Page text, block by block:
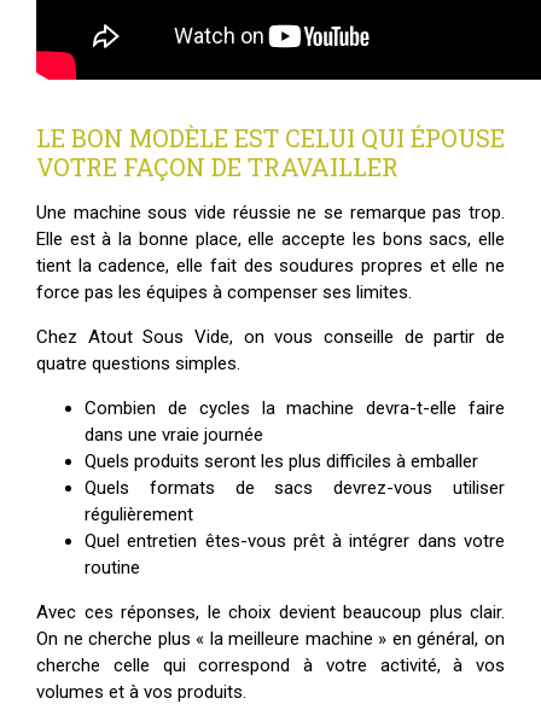
LE BON MODÈLE EST CELUI QUI ÉPOUSE
VOTRE FAÇON DE TRAVAILLER
Une machine sous vide réussie ne se remarque pas trop.
Elle est à la bonne place, elle accepte les bons sacs, elle
tient la cadence, elle fait des soudures propres et elle ne
force pas les équipes à compenser ses limites.
Chez Atout Sous Vide, on vous conseille de partir de
quatre questions simples.
Combien de cycles la machine devra-t-elle faire
dans une vraie journée
Quels produits seront les plus difficiles à emballer
Quels formats de sacs devrez-vous utiliser
régulièrement
Quel entretien êtes-vous prêt à intégrer dans votre
routine
Avec ces réponses, le choix devient beaucoup plus clair.
On ne cherche plus « la meilleure machine » en général, on
cherche celle qui correspond à votre activité, à vos
volumes et à vos produits.